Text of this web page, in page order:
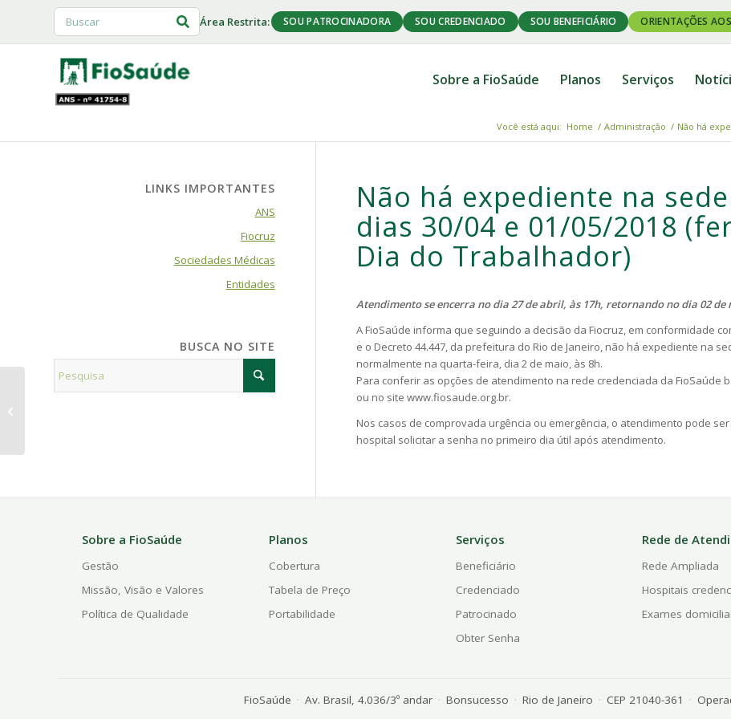
Área Restrita: SOU PATROCINADORA SOU CREDENCIADO SOU BENEFICIÁRIO ORIENTAÇÕES
Sobre a FioSaúde Planos Serviços
Você está aqui: Home / Administração / Não há
Não há expediente na
dias 30/04 e 01/05/2018
Dia do Trabalhador)
Atendimento se encerra no dia 27 de abril, às 17h, retornando no dia 02
A FioSaúde informa que seguindo a decisão da Fiocruz, em conformidade
e o Decreto 44.447, da prefeitura do Rio de Janeiro, não há expediente na
normalmente na quarta-feira, dia 2 de maio, às 8h.
Para conferir as opções de atendimento na rede credenciada da FioSaúde
ou no site www.fiosaude.org.br.
Nos casos de comprovada urgência ou emergência, o atendimento pode
hospital solicitar a senha no primeiro dia útil após atendimento.
LINKS IMPORTANTES
ANS
Fiocruz
Sociedades Médicas
Entidades
BUSCA NO SITE
Sobre a FioSaúde
Gestão
Missão, Visão e Valores
Política de Qualidade
Planos
Cobertura
Tabela de Preço
Portabilidade
Serviços
Beneficiário
Credenciado
Patrocinado
Obter Senha
Rede de
Rede Ampliada
Hospitais
Exames
FioSaúde · Av. Brasil, 4.036/3º andar · Bonsucesso · Rio de Janeiro · CEP 21040-361 ·
FioSaúde segue